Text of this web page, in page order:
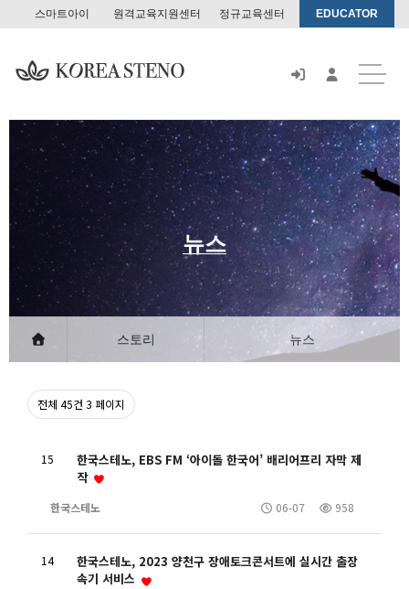
스마트아이 원격교육지원센터 정규교육센터 EDUCATOR
뉴스
스토리 뉴스
전체 45건 3 페이지
15
한국스테노, EBS FM ‘아이돌 한국어’ 배리어프리 자막 제
작
한국스테노 958
06-07
14
한국스테노, 2023 양천구 장애토크콘서트에 실시간 출장
속기 서비스